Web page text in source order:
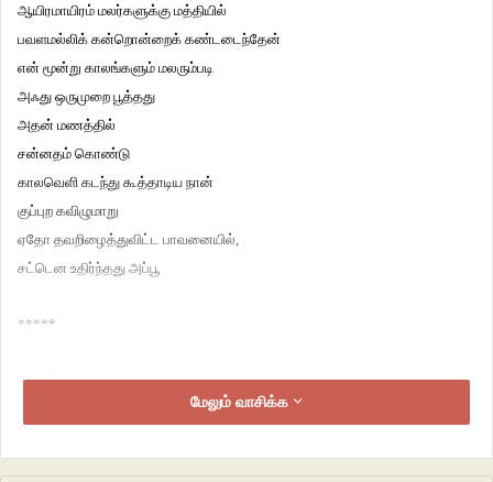
ஆயிரமாயிரம் மலர்களுக்கு மத்தியில்
பவளமல்லிக் கன்றொன்றைக் கண்டடைந்தேன்
என் மூன்று காலங்களும் மலரும்படி
அஃது ஒருமுறை பூத்தது
அதன் மணத்தில்
சன்னதம் கொண்டு
காலவெளி கடந்து கூத்தாடிய நான்
குப்புற கவிழுமாறு
ஏதோ தவறிழைத்துவிட்ட பாவனையில்,
சட்டென உதிர்ந்தது அப்பூ
*****
அவன்
மேலும் வாசிக்க